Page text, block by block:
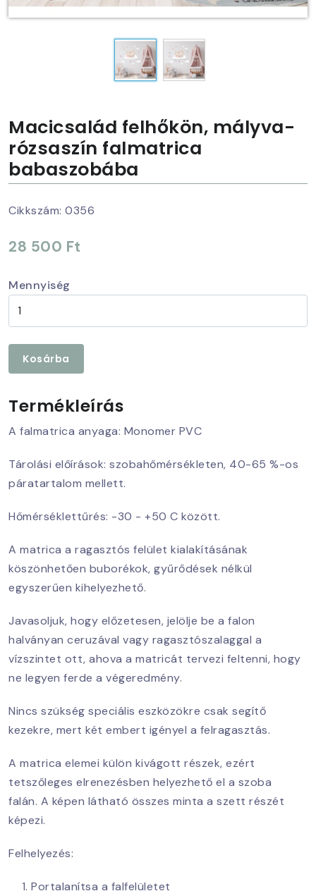
Macicsalád felhőkön, mályva-
rózsaszín falmatrica
babaszobába
Cikkszám: 0356
28 500 Ft
Mennyiség
Kosárba
Termékleírás
A falmatrica anyaga: Monomer PVC
Tárolási előírások: szobahőmérsékleten, 40-65 %-os
páratartalom mellett.
Hőmérséklettűrés: -30 - +50 C között.
A matrica a ragasztós felület kialakításának
köszönhetően buborékok, gyűrődések nélkül
egyszerűen kihelyezhető.
Javasoljuk, hogy előzetesen, jelölje be a falon
halványan ceruzával vagy ragasztószalaggal a
vízszintet ott, ahova a matricát tervezi feltenni, hogy
ne legyen ferde a végeredmény.
Nincs szükség speciális eszközökre csak segítő
kezekre, mert két embert igényel a felragasztás.
A matrica elemei külön kivágott részek, ezért
tetszőleges elrenezésben helyezhető el a szoba
falán. A képen látható összes minta a szett részét
képezi.
Felhelyezés:
Portalanítsa a falfelületet